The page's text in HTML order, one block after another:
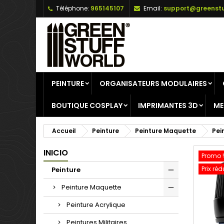
Téléphone: 965145107 Email:
PEINTURE ORGANISATEURS MODULAIRES
BOUTIQUE COSPLAY IMPRIMANTES 3D
Accueil Peinture Peinture Maquette
INICIO
Peinture
Peinture Maquette
Peinture Acrylique
Promo !
Prix